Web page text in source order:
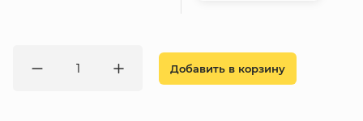
Добавить в корзину